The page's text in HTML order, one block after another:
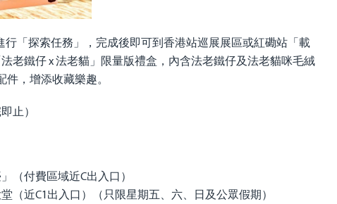
行「探索任務」，完成後即可到香港站巡展展區或紅磡站「載
老鐵仔 x 法老貓」限量版禮盒，內含法老鐵仔及法老貓咪毛絨
，增添收藏樂趣。
止）
（付費區域近C出入口）
（近C1出入口）（只限星期五、六、日及公眾假期）